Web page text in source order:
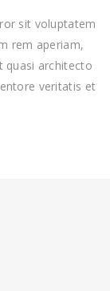
sit voluptatem
rem aperiam,
quasi architecto
veritatis et